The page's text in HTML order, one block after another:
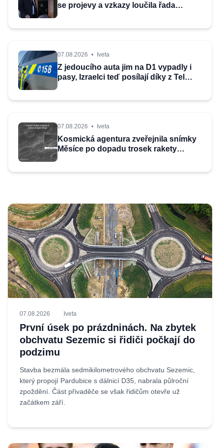
se projevy a vzkazy loučila řada
07.08.2026 • Iveta
Z jedoucího auta jim na D1 vypadly i
pasy, Izraelci teď posílají díky z Tel
07.08.2026 • Iveta
Kosmická agentura zveřejnila snímky
Měsíce po dopadu trosek rakety
07.08.2026 Iveta
První úsek po prázdninách. Na zbytek
obchvatu Sezemic si řidiči počkají do
podzimu
Stavba bezmála sedmikilometrového obchvatu Sezemic,
který propojí Pardubice s dálnicí D35, nabrala půlroční
zpoždění. Část přivaděče se však řidičům otevře už
začátkem září.